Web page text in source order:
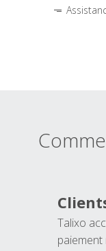
Talixo
paiement